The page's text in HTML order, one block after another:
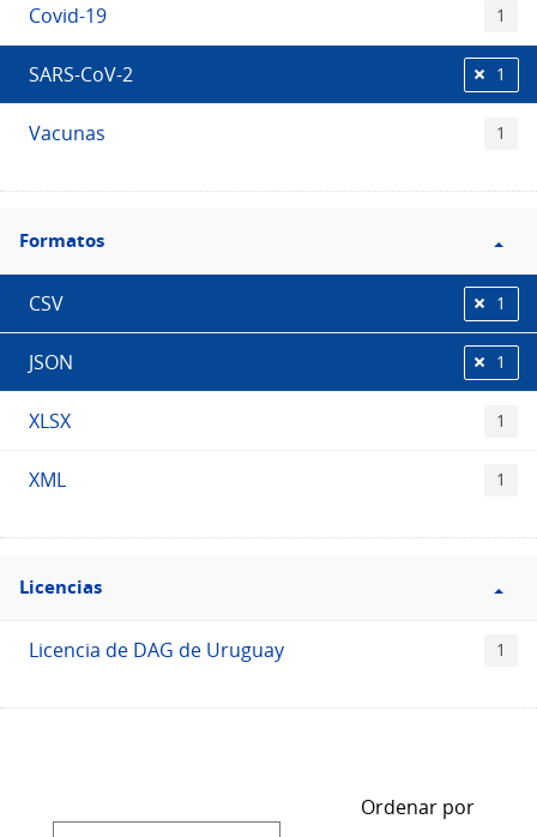
Covid-19 1
SARS-CoV-2 1
Vacunas 1
Filtro
Formatos
Formatos
CSV 1
JSON 1
XLSX 1
XML 1
Filtro
Licencias
Licencias
Licencia de DAG de Uruguay 1
Ordenar por